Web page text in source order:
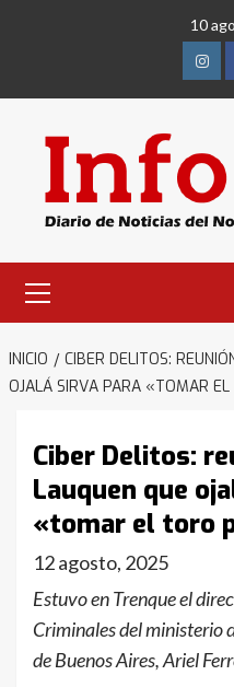
10
primario
INICIO
CIBER DELITOS:
OJALÁ SIRVA PARA «TOMAR
Ciber Delitos:
Lauquen que
«tomar el toro
12 agosto, 2025
Estuvo en Trenque el
Criminales del ministerio
de Buenos Aires, Ariel